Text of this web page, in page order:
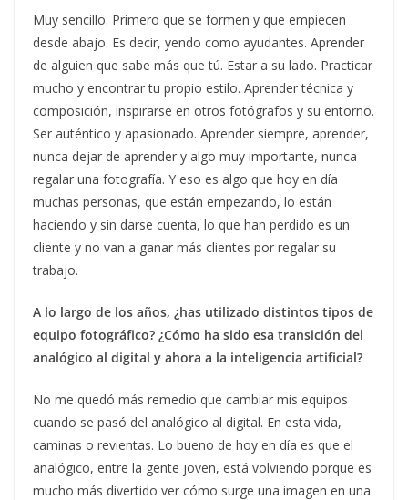
Muy sencillo. Primero que se formen y que empiecen
desde abajo. Es decir, yendo como ayudantes. Aprender
de alguien que sabe más que tú. Estar a su lado. Practicar
mucho y encontrar tu propio estilo. Aprender técnica y
composición, inspirarse en otros fotógrafos y su entorno.
Ser auténtico y apasionado. Aprender siempre, aprender,
nunca dejar de aprender y algo muy importante, nunca
regalar una fotografía. Y eso es algo que hoy en día
muchas personas, que están empezando, lo están
haciendo y sin darse cuenta, lo que han perdido es un
cliente y no van a ganar más clientes por regalar su
trabajo.
A lo largo de los años, ¿has utilizado distintos tipos de
equipo fotográfico? ¿Cómo ha sido esa transición del
analógico al digital y ahora a la inteligencia artificial?
No me quedó más remedio que cambiar mis equipos
cuando se pasó del analógico al digital. En esta vida,
caminas o revientas. Lo bueno de hoy en día es que el
analógico, entre la gente joven, está volviendo porque es
mucho más divertido ver cómo surge una imagen en una